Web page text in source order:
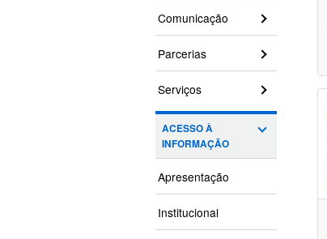
Comunicação
Parcerias
Serviços
ACESSO À
INFORMAÇÃO
Apresentação
Institucional